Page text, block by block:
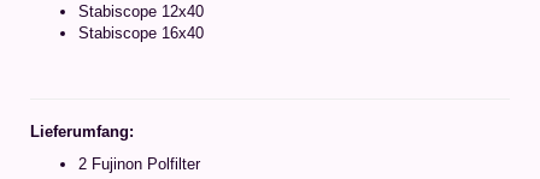
Stabiscope 12x40
Stabiscope 16x40
Lieferumfang:
2 Fujinon Polfilter